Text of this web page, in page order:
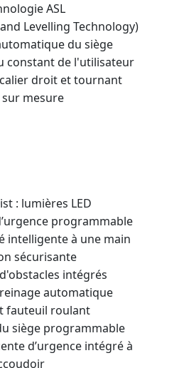
ASL
Levelling Technology)
du siège
constant de l'utilisateur
droit et tournant
sur mesure
: lumières LED
programmable
intelligente à une main
sécurisante
intégrés
automatique
fauteuil roulant
siège programmable
d’urgence intégré à